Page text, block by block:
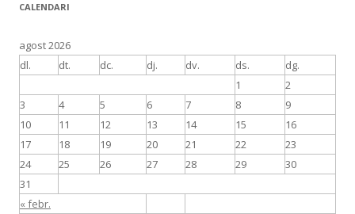
CALENDARI
agost 2026
dl.
dt. dc. dj. dv. ds. dg.
« febr.
1
2
3
4 5 6 7 8
9
10
11 12 13 14 15
16
17
18 19 20 21 22
23
24
25 26 27 28 29
30
31